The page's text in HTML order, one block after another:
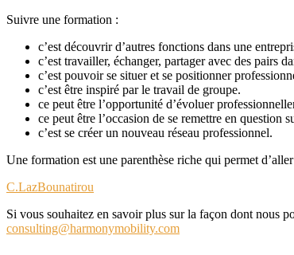
Suivre une formation :
c’est découvrir d’autres fonctions dans une
c’est travailler, échanger, partager avec des pairs
c’est pouvoir se situer et se positionner
c’est être inspiré par le travail de groupe.
ce peut être l’opportunité d’évoluer
ce peut être l’occasion de se remettre en
c’est se créer un nouveau réseau professionnel.
Une formation est une parenthèse riche qui permet
C.LazBounatirou
Si vous souhaitez en savoir plus sur la façon dont nous
consulting@harmonymobility.com